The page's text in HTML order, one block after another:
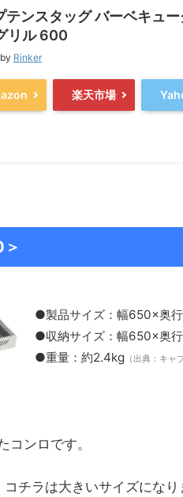
テンスタッグ バーベキュ
リル 600
Rinker
楽天市場
●製品サイズ：幅650×奥
●収納サイズ：幅650×奥
●重量：約2.4kg （出典：キャ
コンロです。
チラは大きいサイズになり